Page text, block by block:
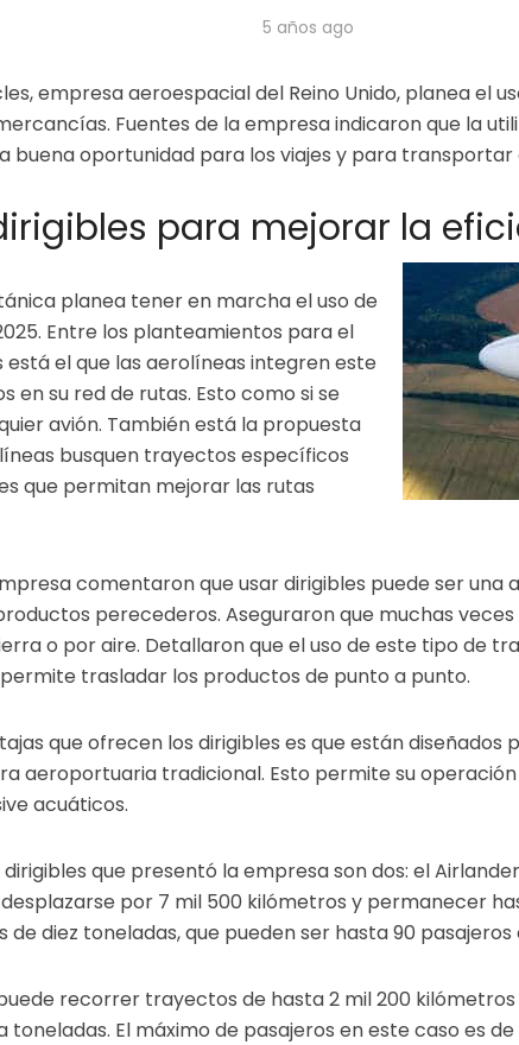
5 años ago
empresa aeroespacial del Reino Unido, planea el
Fuentes de la empresa indicaron que la
buena oportunidad para los viajes y para
para mejorar la
planea tener en marcha el uso de
Entre los planteamientos para el
está el que las aerolíneas integren este
en su red de rutas. Esto como si se
avión. También está la propuesta
busquen trayectos específicos
que permitan mejorar las rutas
comentaron que usar dirigibles puede ser una
perecederos. Aseguraron que muchas
o por aire. Detallaron que el uso de este tipo de
trasladar los productos de punto a punto.
que ofrecen los dirigibles es que están diseñados
aeroportuaria tradicional. Esto permite su
acuáticos.
que presentó la empresa son dos: el
por 7 mil 500 kilómetros y permanecer
de diez toneladas, que pueden ser hasta 90
recorrer trayectos de hasta 2 mil 200
toneladas. El máximo de pasajeros en este caso es de